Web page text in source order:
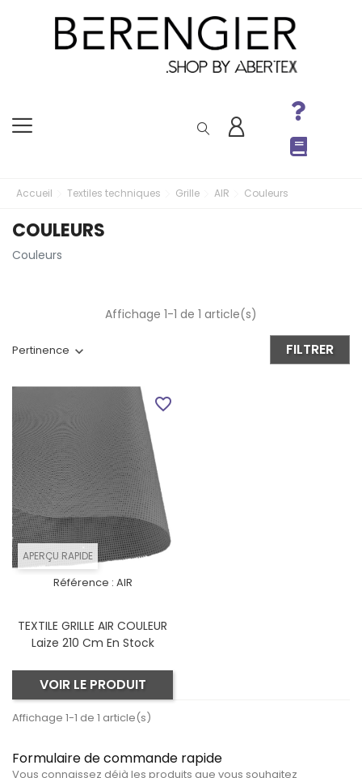
Accueil Textiles techniques Grille AIR Couleurs
Formulaire de commande rapide
Vous connaissez déjà les produits que vous souhaitez
COULEURS
Couleurs
Pertinence FILTRER
Affichage 1-1 de 1 article(s)
APERÇU RAPIDE
Référence : AIR
TEXTILE GRILLE AIR COULEUR
Laize 210 Cm En Stock
VOIR LE PRODUIT
favorite_border
Affichage 1-1 de 1 article(s)